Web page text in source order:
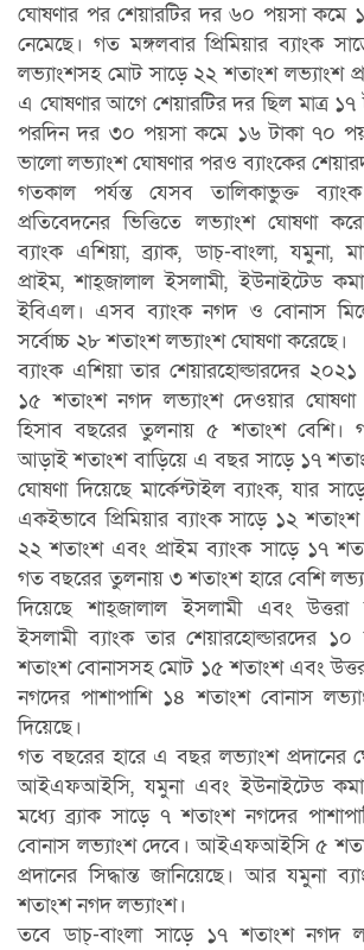
ঘোষণার পর শেয়ারটির দর ৬০ পয়সা কমে
নেমেছে। গত মঙ্গলবার প্রিমিয়ার ব্যাংক
লভ্যাংশসহ মোট সাড়ে ২২ শতাংশ লভ্যাংশ
এ ঘোষণার আগে শেয়ারটির দর ছিল মাত্র ১৭
পরদিন দর ৩০ পয়সা কমে ১৬ টাকা ৭০
ভালো লভ্যাংশ ঘোষণার পরও ব্যাংকের
গতকাল পর্যন্ত যেসব তালিকাভুক্ত ব্যাংক
প্রতিবেদনের ভিত্তিতে লভ্যাংশ ঘোষণা
ব্যাংক এশিয়া, ব্র্যাক, ডাচ্‌-বাংলা, যমুনা,
প্রাইম, শাহ্‌জালাল ইসলামী, ইউনাইটেড
ইবিএল। এসব ব্যাংক নগদ ও বোনাস
সর্বোচ্চ ২৮ শতাংশ লভ্যাংশ ঘোষণা করেছে।
ব্যাংক এশিয়া তার শেয়ারহোল্ডারদের
১৫ শতাংশ নগদ লভ্যাংশ দেওয়ার ঘোষণা
হিসাব বছরের তুলনায় ৫ শতাংশ বেশি।
আড়াই শতাংশ বাড়িয়ে এ বছর সাড়ে ১৭
ঘোষণা দিয়েছে মার্কেন্টাইল ব্যাংক, যার
একইভাবে প্রিমিয়ার ব্যাংক সাড়ে ১২
২২ শতাংশ এবং প্রাইম ব্যাংক সাড়ে ১৭
গত বছরের তুলনায় ৩ শতাংশ হারে বেশি
দিয়েছে শাহ্‌জালাল ইসলামী এবং উত্তরা
ইসলামী ব্যাংক তার শেয়ারহোল্ডারদের
শতাংশ বোনাসসহ মোট ১৫ শতাংশ এবং
নগদের পাশাপাশি ১৪ শতাংশ বোনাস
দিয়েছে।
গত বছরের হারে এ বছর লভ্যাংশ প্রদানের
আইএফআইসি, যমুনা এবং ইউনাইটেড
মধ্যে ব্র্যাক সাড়ে ৭ শতাংশ নগদের
বোনাস লভ্যাংশ দেবে। আইএফআইসি ৫
প্রদানের সিদ্ধান্ত জানিয়েছে। আর যমুনা
শতাংশ নগদ লভ্যাংশ।
তবে ডাচ্‌-বাংলা সাড়ে ১৭ শতাংশ নগদ